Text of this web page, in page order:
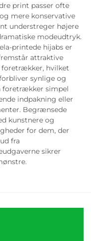
print passer ofte
mere konservative
understreger højere
modeudtryk.
printede hijabs er
attraktive
foretrækker, hvilket
synlige og
foretrækker simpel
indpakning eller
Begrænsede
kunstnere og
for dem, der
fra
sikrer